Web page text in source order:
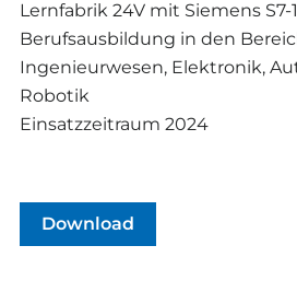
Lernfabrik 24V mit Siemens S7-
Berufsausbildung in den
Ingenieurwesen, Elektronik,
Robotik
Einsatzzeitraum 2024
Download